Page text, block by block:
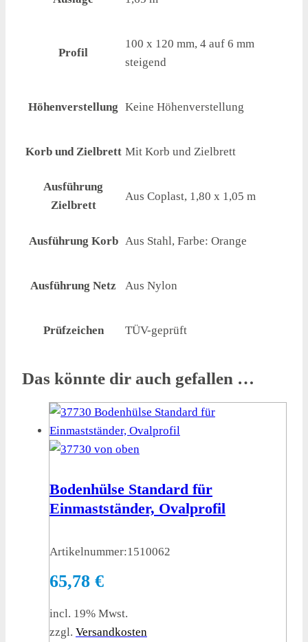
Profil
100 x 120 mm, 4 auf 6 mm
steigend
Höhenverstellung Keine Höhenverstellung
Korb und Zielbrett Mit Korb und Zielbrett
Ausführung
Zielbrett
Aus Coplast, 1,80 x 1,05 m
Ausführung Korb Aus Stahl, Farbe: Orange
Ausführung Netz Aus Nylon
Prüfzeichen TÜV-geprüft
Das könnte dir auch gefallen …
Bodenhülse Standard für
Einmastständer, Ovalprofil
Artikelnummer:1510062
65,78 €
incl. 19% Mwst.
zzgl. Versandkosten